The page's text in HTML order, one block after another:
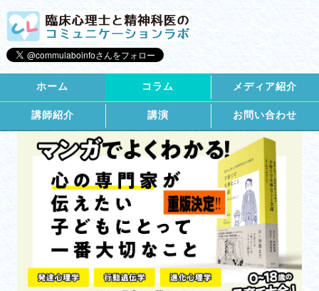
ホーム コラム メディア紹介
講師紹介 講演 お問い合わせ